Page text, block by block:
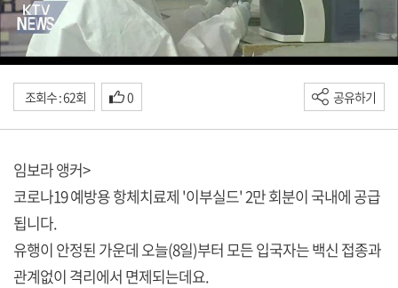
조회수 : 62회 0 공유하기
임보라 앵커>
코로나19 예방용 항체치료제 '이부실드' 2만 회분이 국내에 공급
됩니다.
유행이 안정된 가운데 오늘(8일)부터 모든 입국자는 백신 접종과
관계없이 격리에서 면제되는데요.